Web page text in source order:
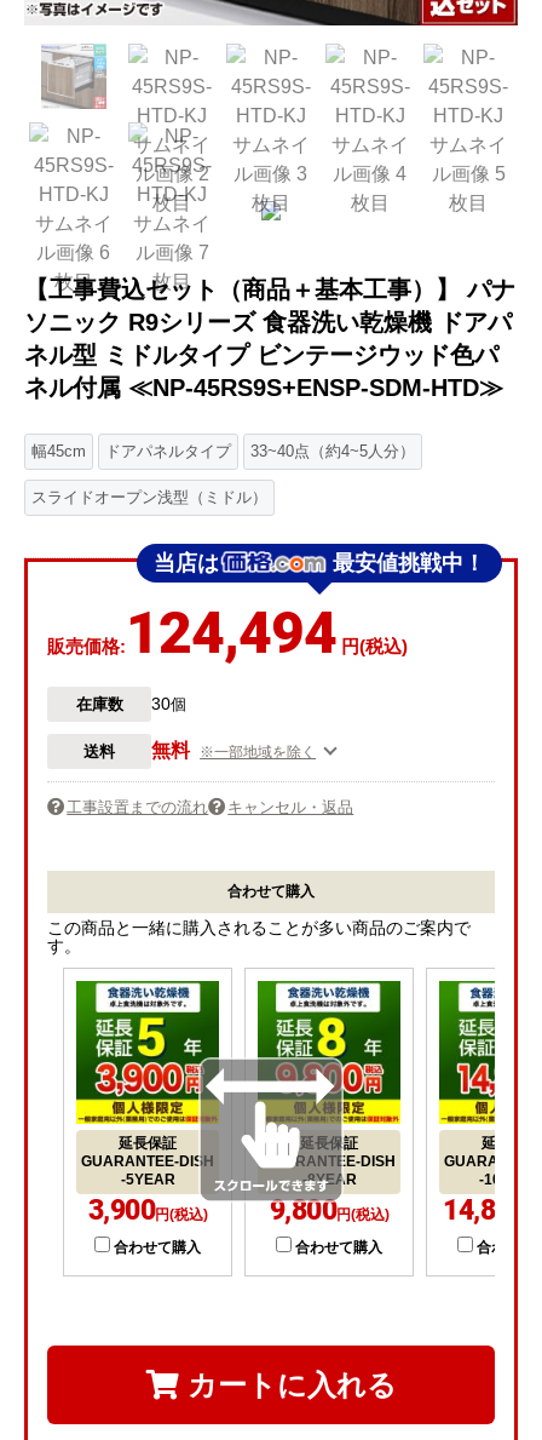
【工事費込セット（商品＋基本工事）】 パナ
ソニック R9シリーズ 食器洗い乾燥機 ドアパ
ネル型 ミドルタイプ ビンテージウッド色パ
ネル付属 ≪NP-45RS9S+ENSP-SDM-HTD≫
幅45cm ドアパネルタイプ 33~40点（約4~5人分）
スライドオープン浅型（ミドル）
当店は 最安値挑戦中！
販売価格: 124,494 円(税込)
在庫数 30個
送料 無料 ※一部地域を除く
工事設置までの流れ キャンセル・返品
合わせて購入
この商品と一緒に購入されることが多い商品のご案内で
す。
延長保証
GUARANTEE-DISH
-5YEAR
3,900円(税込)
合わせて購入
延長保証
GUARANTEE-DISH
-8YEAR
9,800円(税込)
合わせて購入
延長保証
-10YEAR
14,800
合わせて
カートに入れる